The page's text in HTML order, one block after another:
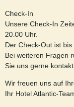
Check-In
Unsere Check-In
20.00 Uhr.
Der Check-Out ist
Bei weiteren Fragen
Sie uns gerne
Wir freuen uns auf
Ihr Hotel Atlantic-